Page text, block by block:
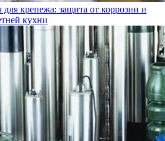
крепежа: защита от коррозии и
кухни